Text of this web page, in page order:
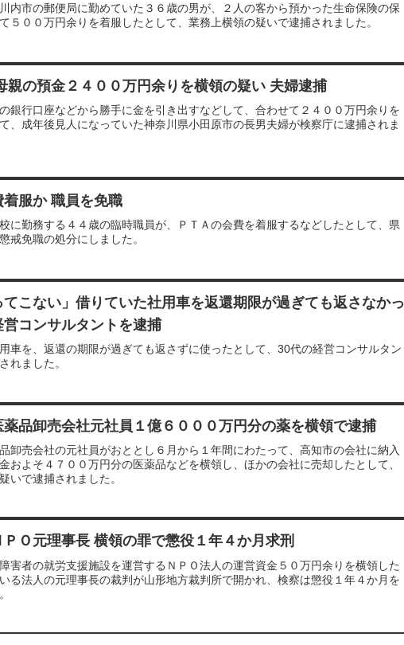
内市の郵便局に勤めていた３６歳の男が、２人の客から預かった生命保険の保
５００万円余りを着服したとして、業務上横領の疑いで逮捕されました。
親の預金２４００万円余りを横領の疑い 夫婦逮捕
銀行口座などから勝手に金を引き出すなどして、合わせて２４００万円余りを
、成年後見人になっていた神奈川県小田原市の長男夫婦が検察庁に逮捕されま
着服か 職員を免職
に勤務する４４歳の臨時職員が、ＰＴＡの会費を着服するなどしたとして、県
戒免職の処分にしました。
てこない」借りていた社用車を返還期限が過ぎても返さなかっ
営コンサルタントを逮捕
車を、返還の期限が過ぎても返さずに使ったとして、30代の経営コンサルタン
れました。
品卸売会社元社員１億６０００万円分の薬を横領で逮捕
卸売会社の元社員がおととし６月から１年間にわたって、高知市の会社に納入
およそ４７００万円分の医薬品などを横領し、ほかの会社に売却したとして、
いで逮捕されました。
Ｏ元理事長 横領の罪で懲役１年４か月求刑
害者の就労支援施設を運営するＮＰＯ法人の運営資金５０万円余りを横領した
る法人の元理事長の裁判が山形地方裁判所で開かれ、検察は懲役１年４か月を